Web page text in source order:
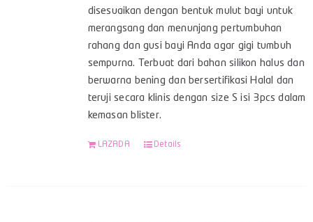
disesuaikan dengan bentuk mulut bayi untuk
merangsang dan menunjang pertumbuhan
rahang dan gusi bayi Anda agar gigi tumbuh
sempurna. Terbuat dari bahan silikon halus dan
berwarna bening dan bersertifikasi Halal dan
teruji secara klinis dengan size S isi 3pcs dalam
kemasan blister.
LAZADA Details